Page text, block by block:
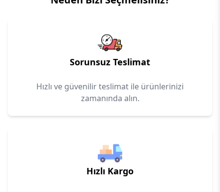
Sorunsuz Teslimat
Hızlı ve güvenilir teslimat ile ürünlerinizi
zamanında alın.
Hızlı Kargo